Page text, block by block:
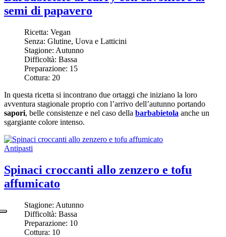
semi di papavero
Ricetta: Vegan
Senza: Glutine, Uova e Latticini
Stagione: Autunno
Difficoltà: Bassa
Preparazione: 15
Cottura: 20
In questa ricetta si incontrano due ortaggi che iniziano la loro
avventura stagionale proprio con l’arrivo dell’autunno portando
sapori, belle consistenze e nel caso della barbabietola anche un
sgargiante colore intenso.
Antipasti
Spinaci croccanti allo zenzero e tofu
affumicato
Stagione: Autunno
Difficoltà: Bassa
Preparazione: 10
Cottura: 10